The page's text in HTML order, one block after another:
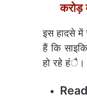
करोड़
इस हादसे में
हैं कि
हो रहे हंै।